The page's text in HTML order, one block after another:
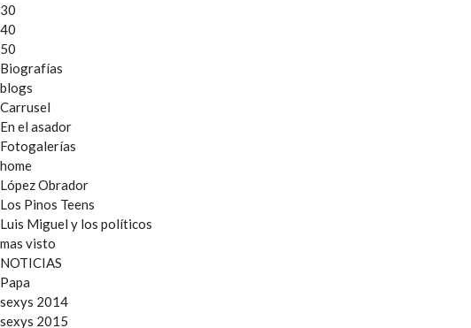
30
40
50
Biografías
blogs
Carrusel
En el asador
Fotogalerías
home
López Obrador
Los Pinos Teens
Luis Miguel y los políticos
mas visto
NOTICIAS
Papa
sexys 2014
sexys 2015